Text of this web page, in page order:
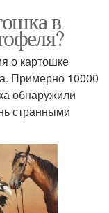
в
о картошке
Примерно 10000
обнаружили
странными